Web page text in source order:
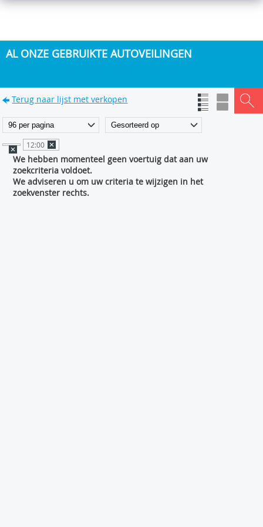
AL ONZE GEBRUIKTE AUTOVEILINGEN
Terug naar lijst met verkopen
12:00
We hebben momenteel geen voertuig dat aan uw
zoekcriteria voldoet.
We adviseren u om uw criteria te wijzigen in het
zoekvenster rechts.